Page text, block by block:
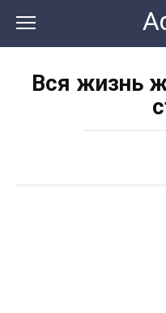
контенту
Вся жизнь